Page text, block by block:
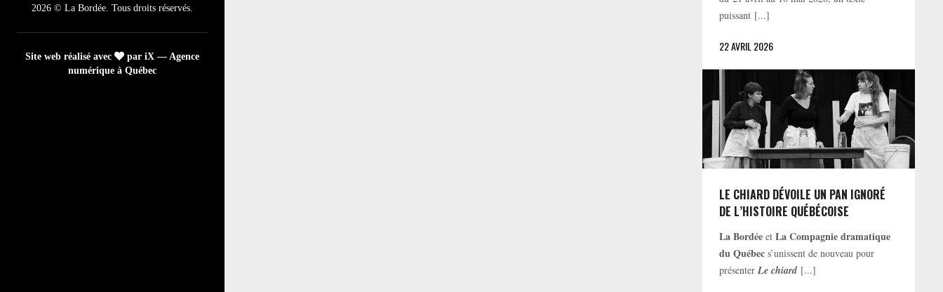
2026 © La Bordée. Tous droits réservés.
Site web réalisé avec
par iX — Agence
numérique à Québec
puissant [...]
22 AVRIL 2026
LE CHIARD DÉVOILE UN PAN IGNORÉ
DE L’HISTOIRE QUÉBÉCOISE
La Bordée etLa Compagnie dramatique
du Québec s’unissent de nouveau pour
présenterLe chiard [...]